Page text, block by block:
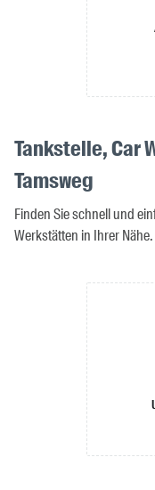
Tankstelle, Car
Tamsweg
Finden Sie schnell und
Werkstätten in Ihrer Nähe.